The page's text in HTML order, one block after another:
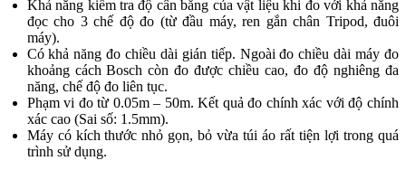
Khả năng kiểm tra độ cân bằng của vật liệu khi đo với khả năng
đọc cho 3 chế độ đo (từ đầu máy, ren gắn chân Tripod, đuôi
máy).
Có khả năng đo chiều dài gián tiếp. Ngoài đo chiều dài máy đo
khoảng cách Bosch còn đo được chiều cao, đo độ nghiêng đa
năng, chế độ đo liên tục.
Phạm vi đo từ 0.05m – 50m. Kết quả đo chính xác với độ chính
xác cao (Sai số: 1.5mm).
Máy có kích thước nhỏ gọn, bỏ vừa túi áo rất tiện lợi trong quá
trình sử dụng.